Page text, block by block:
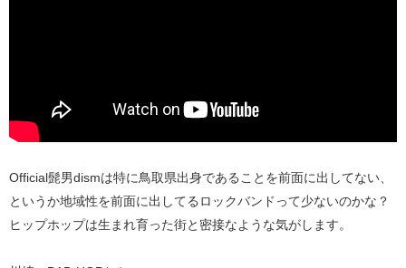
Official髭男dismは特に鳥取県出身であることを前面に出してない、
というか地域性を前面に出してるロックバンドって少ないのかな？
ヒップホップは生まれ育った街と密接なような気がします。